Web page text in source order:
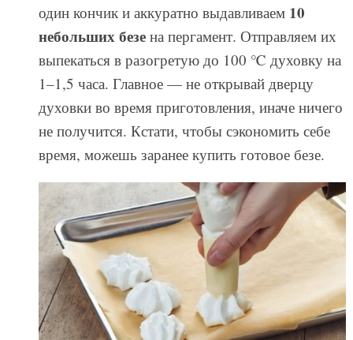
один кончик и аккуратно выдавливаем 10
небольших безена пергамент. Отправляем их
выпекаться в разогретую до 100 ℃ духовку на
1–1,5 часа. Главное — не открывай дверцу
духовки во время приготовления, иначе ничего
не получится. Кстати, чтобы сэкономить себе
время, можешь заранее купить готовое безе.